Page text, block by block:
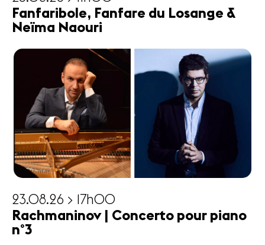
Fanfaribole, Fanfare du Losange &
Neïma Naouri
23.08.26 > 17h00
Rachmaninov | Concerto pour piano
n°3